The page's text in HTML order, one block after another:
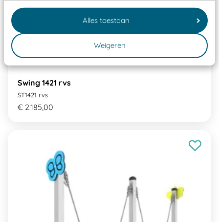
Alles toestaan
Weigeren
Swing 1421 rvs
ST1421 rvs
€ 2.185,00